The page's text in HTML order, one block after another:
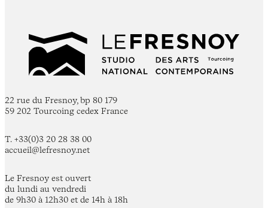
22 rue du Fresnoy, bp 80 179
59 202 Tourcoing cedex France
T. +33(0)3 20 28 38 00
accueil@lefresnoy.net
Le Fresnoy est ouvert
du lundi au vendredi
de 9h30 à 12h30 et de 14h à 18h